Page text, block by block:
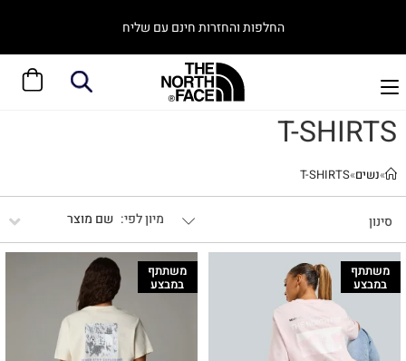
החלפות והחזרות חינם עם שליח
T-SHIRTS
»נשים»
T-SHIRTS
סינון שם מוצר
משתתף
במבצע
משתתף
במבצע